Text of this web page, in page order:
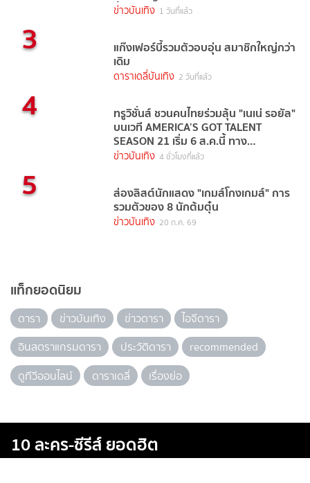
นี้
ข่าวบันเทิง 1 วันที่แล้ว
3 แก๊งเฟอร์บี้รวมตัวอบอุ่น สมาชิกใหญ่กว่า
เดิม
ดาราเดลี่บันเทิง 2 วันที่แล้ว
4 ทรูวิชั่นส์ ชวนคนไทยร่วมลุ้น "เนเน่ รอยัล"
บนเวที AMERICA’S GOT TALENT
SEASON 21 เริ่ม 6 ส.ค.นี้ ทาง
TrueVisions NOW
ข่าวบันเทิง 4 ชั่วโมงที่แล้ว
5 ส่องลิสต์นักแสดง "เกมส์โกงเกมส์" การ
รวมตัวของ 8 นักต้มตุ๋น
ข่าวบันเทิง 20 ก.ค. 69
แท็กยอดนิยม
ดารา ข่าวบันเทิง ข่าวดารา
ไอจีดารา
อินสตราแกรมดารา
ประวัติดารา
recommended
ดูทีวีออนไลน์
ดาราเดลี่ เรื่องย่อ
10 ละคร-ซีรีส์ ยอดฮิต